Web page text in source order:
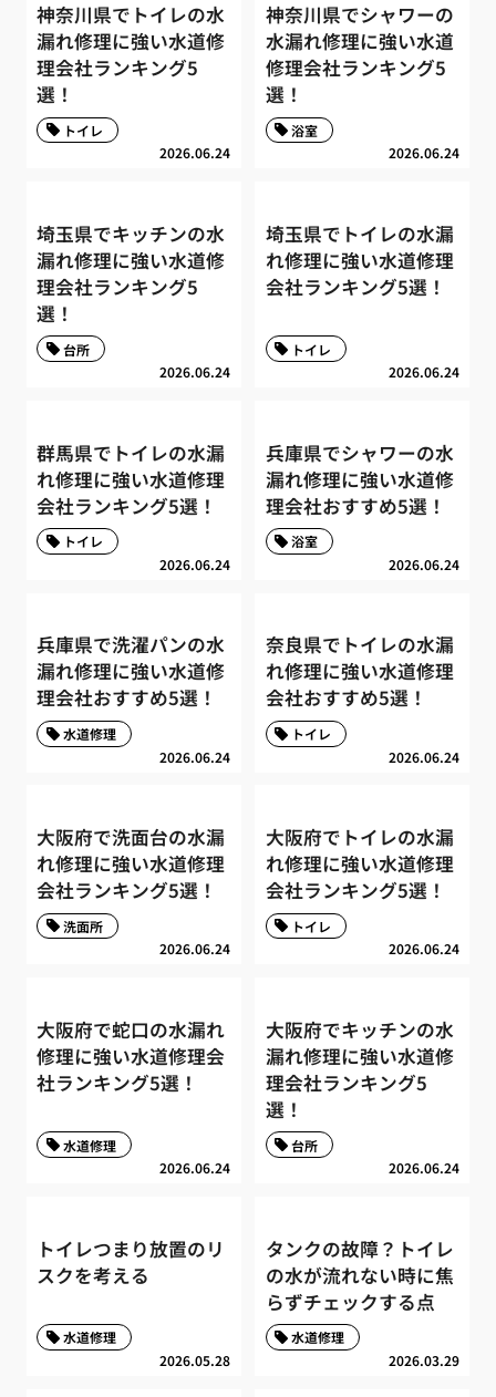
神奈川県でトイレの水
漏れ修理に強い水道修
理会社ランキング5
選！
2026.06.24
トイレ
神奈川県でシャワーの
水漏れ修理に強い水道
修理会社ランキング5
選！
2026.06.24
浴室
埼玉県でキッチンの水
漏れ修理に強い水道修
理会社ランキング5
選！
2026.06.24
台所
埼玉県でトイレの水漏
れ修理に強い水道修理
会社ランキング5選！
2026.06.24
トイレ
群馬県でトイレの水漏
れ修理に強い水道修理
会社ランキング5選！
2026.06.24
トイレ
兵庫県でシャワーの水
漏れ修理に強い水道修
理会社おすすめ5選！
2026.06.24
浴室
兵庫県で洗濯パンの水
漏れ修理に強い水道修
理会社おすすめ5選！
2026.06.24
水道修理
奈良県でトイレの水漏
れ修理に強い水道修理
会社おすすめ5選！
2026.06.24
トイレ
大阪府で洗面台の水漏
れ修理に強い水道修理
会社ランキング5選！
2026.06.24
洗面所
大阪府でトイレの水漏
れ修理に強い水道修理
会社ランキング5選！
2026.06.24
トイレ
大阪府で蛇口の水漏れ
修理に強い水道修理会
社ランキング5選！
2026.06.24
水道修理
大阪府でキッチンの水
漏れ修理に強い水道修
理会社ランキング5
選！
2026.06.24
台所
トイレつまり放置のリ
スクを考える
2026.05.28
水道修理
タンクの故障？トイレ
の水が流れない時に焦
らずチェックする点
2026.03.29
水道修理